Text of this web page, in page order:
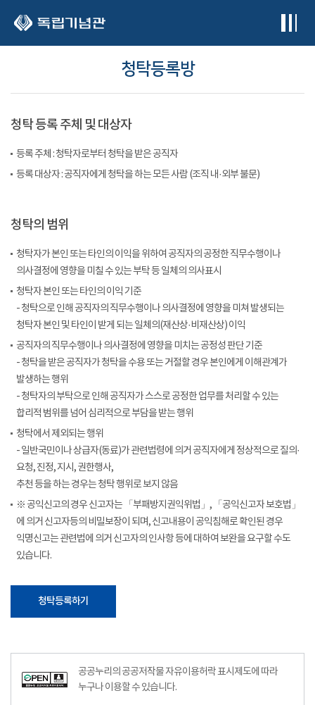
청탁등록방
청탁 등록 주체 및 대상자
등록 주체 : 청탁자로부터 청탁을 받은 공직자
등록 대상자 : 공직자에게 청탁을 하는 모든 사람 (조직 내·외부 불문)
청탁의 범위
청탁자가 본인 또는 타인의 이익을 위하여 공직자의 공정한 직무수행이나
의사결정에 영향을 미칠 수 있는 부탁 등 일체의 의사표시
청탁자 본인 또는 타인의 이익 기준
- 청탁으로 인해 공직자의 직무수행이나 의사결정에 영향을 미쳐 발생되는
청탁자 본인 및 타인이 받게 되는 일체의(재산상·비재산상) 이익
공직자의 직무수행이나 의사결정에 영향을 미치는 공정성 판단 기준
- 청탁을 받은 공직자가 청탁을 수용 또는 거절할 경우 본인에게 이해관계가
발생하는 행위
- 청탁자의 부탁으로 인해 공직자가 스스로 공정한 업무를 처리할 수 있는
합리적 범위를 넘어 심리적으로 부담을 받는 행위
청탁에서 제외되는 행위
- 일반국민이나 상급자(동료)가 관련법령에 의거 공직자에게 정상적으로 질의·
요청, 진정, 지시, 권한행사,
추천 등을 하는 경우는 청탁 행위로 보지 않음
※ 공익신고의 경우 신고자는 「부패방지권익위법」, 「공익신고자 보호법」
에 의거 신고자등의 비밀보장이 되며, 신고내용이 공익침해로 확인된 경우
익명신고는 관련법에 의거 신고자의 인사항 등에 대하여 보완을 요구할 수도
있습니다.
청탁등록하기
공공누리의 공공저작물 자유이용허락 표시제도에 따라
누구나 이용할 수 있습니다.